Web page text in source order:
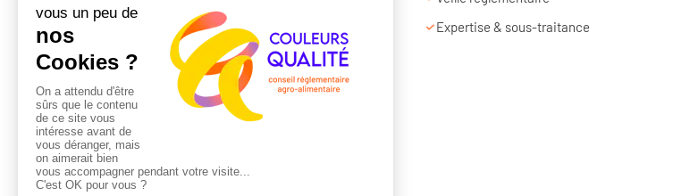
17 ans de terrain · du texte au terrain
06 25 48 55 27
audrey@couleursqualite.fr
78 Allées Jean Jaurès · Toulouse
COMPLÉMENTAIRE AVEC
Expertise & sous-traitance